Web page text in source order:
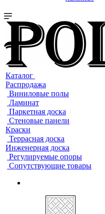
Каталог
Распродажа
Виниловые полы
Ламинат
Паркетная доска
Стеновые панели
Краски
Террасная доска
Инженерная доска
Регулируемые опоры
Сопутствующие товары